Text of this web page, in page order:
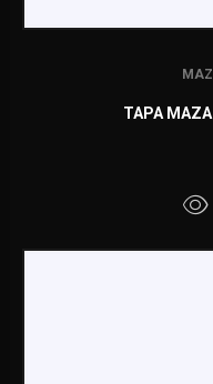
TAPA MAZA